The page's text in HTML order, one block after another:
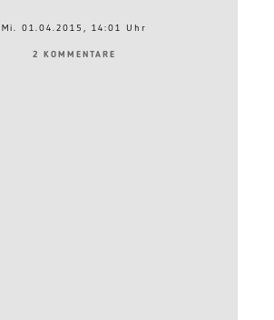
Mi. 01.04.2015, 14:01 Uhr
2 KOMMENTARE